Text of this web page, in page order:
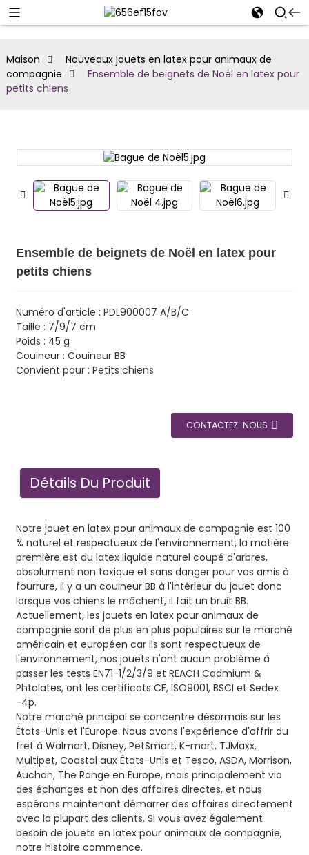
Maison
Nouveaux jouets en latex pour animaux de
compagnie
Ensemble de beignets de Noël en latex pour
petits chiens
Ensemble de beignets de Noël en latex pour
petits chiens
Numéro d'article : PDL900007 A/B/C
Taille : 7/9/7 cm
Poids : 45 g
Couineur : Couineur BB
Convient pour : Petits chiens
CONTACTEZ-NOUS
Détails Du Produit
Notre jouet en latex pour animaux de compagnie est 100
% naturel et respectueux de l'environnement, la matière
première est du latex liquide naturel coupé d'arbres,
absolument non toxique et sans danger pour vos amis à
fourrure, il y a un couineur BB à l'intérieur du jouet donc
lorsque vos chiens le mâchent, il fait un bruit BB.
Actuellement, les jouets en latex pour animaux de
compagnie sont de plus en plus populaires sur le marché
américain et européen car ils sont respectueux de
l'environnement, nos jouets n'ont aucun problème à
passer les tests EN71-1/2/3/9 et REACH Cadmium &
Phtalates, ont les certificats CE, ISO9001, BSCI et Sedex
-4p.
Notre marché principal se concentre désormais sur les
États-Unis et l'Europe. Nous avons l'expérience d'offrir du
fret à Walmart, Disney, PetSmart, K-mart, TJMaxx,
Multipet, Coastal aux États-Unis et Tesco, ASDA, Morrison,
Auchan, The Range en Europe, mais principalement via
des échanges et non des affaires directes, et nous
espérons maintenant démarrer des affaires directement
avec la plupart des clients. Si vous avez également
besoin de jouets en latex pour animaux de compagnie,
notre histoire commence.